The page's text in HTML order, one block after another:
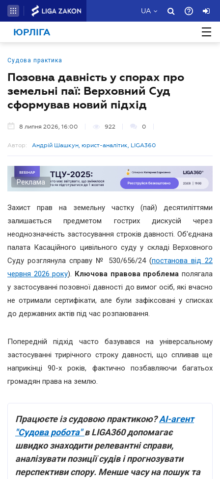
UA
ЮРЛІГА
Судова практика
Позовна давність у спорах про
земельні паї: Верховний Суд
сформував новий підхід
8 липня 2026, 16:00 922 0
Автор: Андрій Шашкун, юрист-аналітик, LIGA360
Реклама
Захист прав на земельну частку (пай) десятиліттями
залишається предметом гострих дискусій через
неоднозначність застосування строків давності. Об'єднана
палата Касаційного цивільного суду у складі Верховного
Суду розглянула справу № 530/656/24 (постанова від 22
червня 2026 року). Ключова правова проблема полягала
у застосуванні позовної давності до вимог осіб, які вчасно
не отримали сертифікати, але були зафіксовані у списках
до державних актів під час розпаювання.
Попередній підхід часто базувався на універсальному
застосуванні трирічного строку давності, що спливав ще
наприкінці 90-х років, фактично позбавляючи багатьох
громадян права на землю.
Працюєте із судовою практикою?АІ-агент
"Судова робота"в LIGA360 допомагає
швидко знаходити релевантні справи,
аналізувати позиції судів і прогнозувати
перспективи спору. Менше часу на пошук та